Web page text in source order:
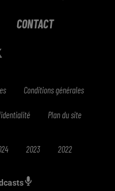
CONTACT
Conditions générales
Plan du site
2023 2022